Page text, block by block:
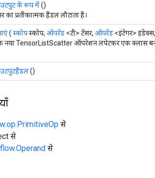
के रूप में()
का प्रतीकात्मक हैंडल लौटाता है।
( स्कोपस्कोप, ऑपरेंड <टी> टेंसर, ऑपरेंड <इंटेगर> इंडेक्स,
नया TensorListScatter ऑपरेशन लपेटकर एक क्लास
()
से
से
से